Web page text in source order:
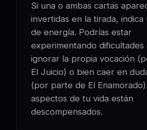
Si una o ambas cartas
invertidas en la tirada,
de energía. Podrías estar
experimentando dificultades
ignorar la propia vocación
El Juicio) o bien caer en
(por parte de El
aspectos de tu vida están
descompensados.